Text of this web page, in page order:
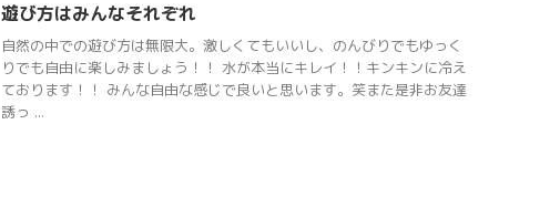
遊び方はみんなそれぞれ
自然の中での遊び方は無限大。激しくてもいいし、のんびりでもゆっく
りでも自由に楽しみましょう！！ 水が本当にキレイ！！キンキンに冷え
ております！！ みんな自由な感じで良いと思います。笑また是非お友達
誘っ ...